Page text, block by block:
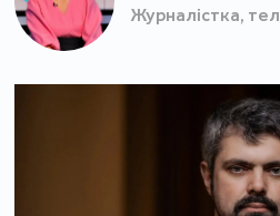
Журналістка,